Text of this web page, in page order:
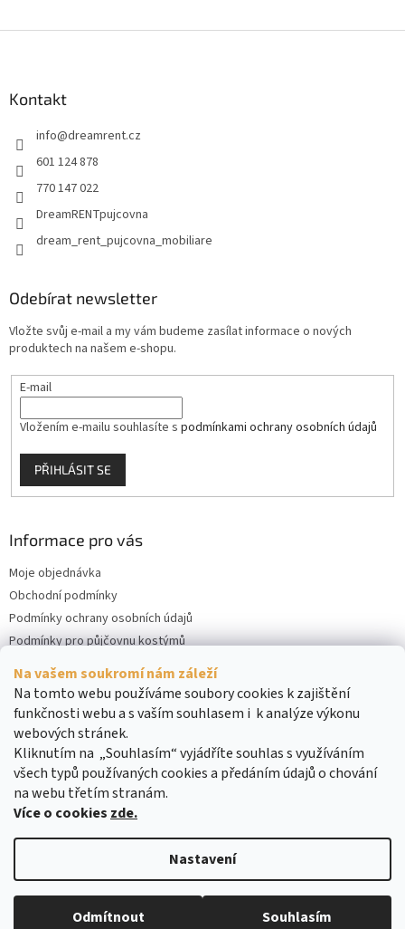
Na vašem soukromí nám záleží
Na tomto webu používáme soubory cookies k zajištění
funkčnosti webu a s vaším souhlasem i k analýze výkonu
webových stránek.
Kliknutím na „Souhlasím“ vyjádříte souhlas s využíváním
všech typů používaných cookies a předáním údajů o chování
na webu třetím stranám.
Více o cookies zde.
Nastavení
Odmítnout Souhlasím
Kontakt
info@dreamrent.cz
601 124 878
770 147 022
DreamRENTpujcovna
dream_rent_pujcovna_mobiliare
Odebírat newsletter
Vložte svůj e-mail a my vám budeme zasílat informace o nových
produktech na našem e-shopu.
E-mail
Vložením e-mailu souhlasíte s podmínkami ochrany osobních údajů
PŘIHLÁSIT SE
Informace pro vás
Moje objednávka
Obchodní podmínky
Podmínky ochrany osobních údajů
Podmínky pro půjčovnu kostýmů
Kontakty
Cookies
Copyright 2026DreamRENT. Všechna práva vyhrazena.Upravit